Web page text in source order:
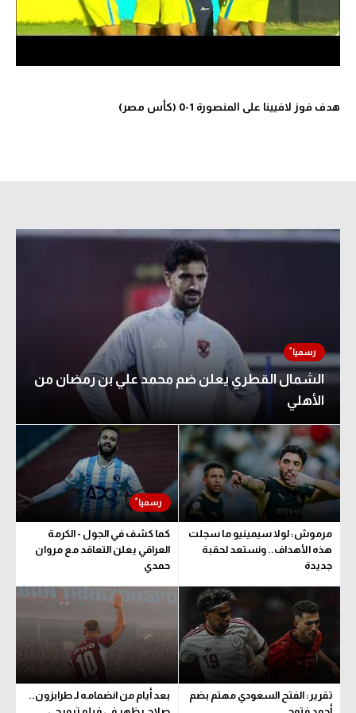
الوطن العربي
آسيا
أقسام خاصة
تقرير في الجول
تحليل في الجول
حكايات في الجول
كويز في الجول
فيديو في الجول
هدف فوز لافيينا على المنصورة 1-0 (كأس مصر)
الشمال القطري يعلن ضم محمد علي بن رمضان من
الأهلي
مرموش: لولا سيمينيو ما سجلت
هذه الأهداف.. ونستعد لحقبة
جديدة
كما كشف في الجول - الكرمة
العراقي يعلن التعاقد مع مروان
حمدي
تقرير: الفتح السعودي مهتم بضم
بعد أيام من انضمامه لـ طرابزون..